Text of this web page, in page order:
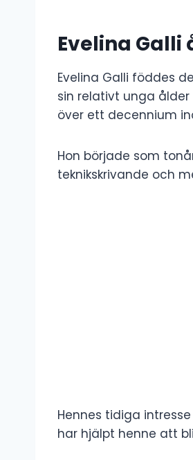
Evelina Galli
Evelina Galli föddes
sin relativt unga
över ett decennium
Hon började som
teknikskrivande och
Hennes tidiga
har hjälpt henne att